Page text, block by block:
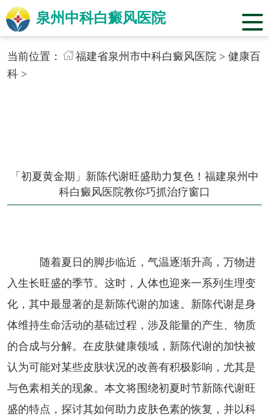
泉州中科白癜风医院
当前位置： 福建省泉州市中科白癜风医院> 健康百
科>
「初夏黄金期」新陈代谢旺盛助力复色！福建泉州中
科白癜风医院教你巧抓治疗窗口
随着夏日的脚步临近，气温逐渐升高，万物进
入生长旺盛的季节。这时，人体也迎来一系列生理变
化，其中最显著的是新陈代谢的加速。新陈代谢是身
体维持生命活动的基础过程，涉及能量的产生、物质
的合成与分解。在皮肤健康领域，新陈代谢的加快被
认为可能对某些皮肤状况的改善有积极影响，尤其是
与色素相关的现象。本文将围绕初夏时节新陈代谢旺
盛的特点，探讨其如何助力皮肤色素的恢复，并以科